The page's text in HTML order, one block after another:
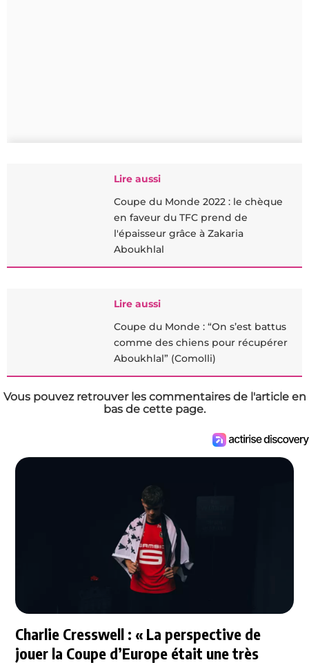
Lire aussi
Coupe du Monde 2022 : le chèque
en faveur du TFC prend de
l'épaisseur grâce à Zakaria
Aboukhlal
Lire aussi
Coupe du Monde : “On s’est battus
comme des chiens pour récupérer
Aboukhlal” (Comolli)
Vous pouvez retrouver les commentaires de l'article en
bas de cette page.
Charlie Cresswell : « La perspective de
jouer la Coupe d’Europe était une très